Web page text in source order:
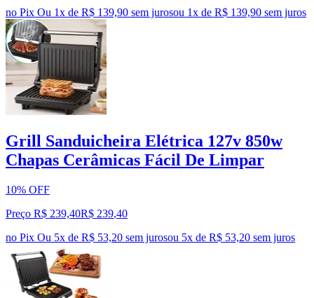
no Pix Ou 1x de R$ 139,90 sem jurosou 1x de R$ 139,90 sem juros
Grill Sanduicheira Elétrica 127v 850w
Chapas Cerâmicas Fácil De Limpar
10% OFF
Preço R$ 239,40R$ 239,40
no Pix Ou 5x de R$ 53,20 sem jurosou 5x de R$ 53,20 sem juros